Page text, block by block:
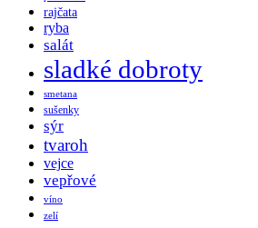
rajčata
ryba
salát
sladké dobroty
smetana
sušenky
sýr
tvaroh
vejce
vepřové
víno
zelí